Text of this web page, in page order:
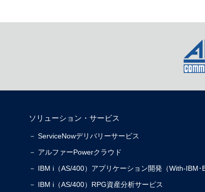
ソリューション・サービス
－ ServiceNowデリバリーサービス
－ アルファーPowerクラウド
－ IBM i（AS/400）アプリケーション開発（With-IBM･
－ IBM i（AS/400）RPG資産分析サービス